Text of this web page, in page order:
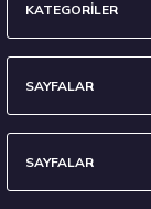
KATEGORİLER
SAYFALAR
SAYFALAR